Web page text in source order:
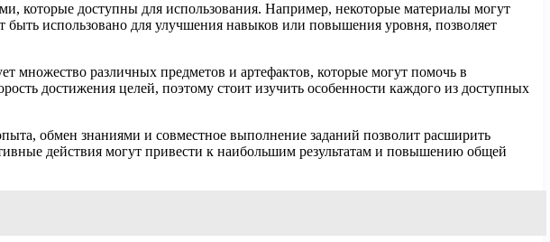
которые доступны для использования. Например, некоторые материалы могут
использовано для улучшения навыков или повышения уровня, позволяет
множество различных предметов и артефактов, которые могут помочь в
достижения целей, поэтому стоит изучить особенности каждого из доступных
обмен знаниями и совместное выполнение заданий позволит расширить
действия могут привести к наибольшим результатам и повышению общей